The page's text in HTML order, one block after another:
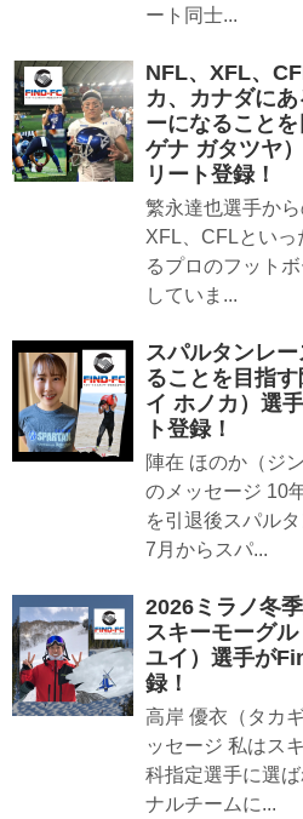
ート同士...
NFL、XFL、
カ、カナダに
ーになること
ゲナ ガタツヤ
リート登録！
繁永達也選手から
XFL、CFLといっ
るプロのフット
していま...
スパルタンレ
ることを目指
イ ホノカ）選
ト登録！
陣在 ほのか（ジ
のメッセージ 10
を引退後スパル
7月からスパ...
2026ミラノ冬
スキーモーグ
ユイ）選手が
録！
高岸 優衣（タカ
ッセージ 私はス
科指定選手に選
ナルチームに...